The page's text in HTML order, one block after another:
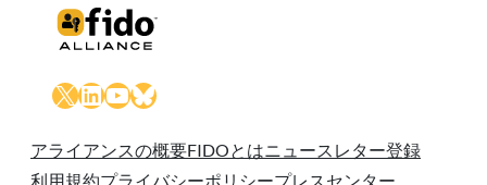
X LinkedIn
YouTube
Bluesky
アライアンスの概要FIDOとはニュースレター登録
利用規約プライバシーポリシープレスセンター